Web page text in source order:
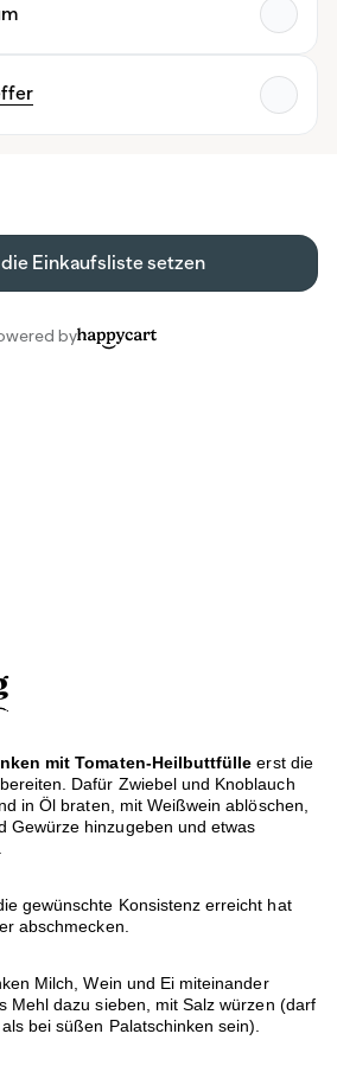
mit Tomaten-Heilbuttfülle erst die
Dafür Zwiebel und Knoblauch
in Öl braten, mit Weißwein ablöschen,
Gewürze hinzugeben und etwas
gewünschte Konsistenz erreicht hat
abschmecken.
Milch, Wein und Ei miteinander
Mehl dazu sieben, mit Salz würzen (darf
bei süßen Palatschinken sein).